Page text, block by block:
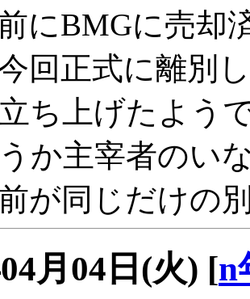
にBMGに売却
回正式に離別
ち上げたよう
か主宰者のい
が同じだけの
月04日(火) [n